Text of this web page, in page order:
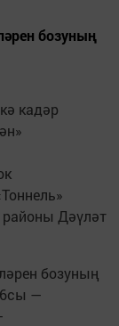
бозуның
кадәр
районы Дәүләт
бозуның
—